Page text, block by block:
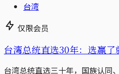
台湾
仅限会员
台湾总统直选30年：选赢了
台湾总统直选三十年，国族认同